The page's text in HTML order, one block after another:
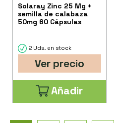
Solaray Zinc 25 Mg +
semilla de calabaza
50mg 60 Cápsulas
2 Uds. en stock
Ver precio
Añadir